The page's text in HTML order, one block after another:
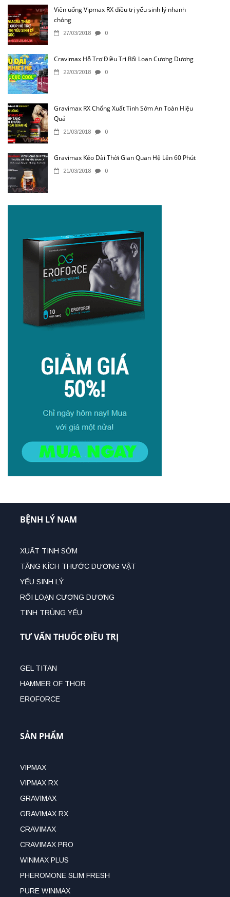
Viên uống Vipmax RX điều trị yếu sinh lý nhanh
chóng
27/03/2018 0
Cravimax Hỗ Trợ Điều Trị Rối Loạn Cương Dương
22/03/2018 0
Gravimax RX Chống Xuất Tinh Sớm An Toàn Hiệu
Quả
21/03/2018 0
Gravimax Kéo Dài Thời Gian Quan Hệ Lên 60 Phút
21/03/2018 0
BỆNH LÝ NAM
XUẤT TINH SỚM
TĂNG KÍCH THƯỚC DƯƠNG VẬT
YẾU SINH LÝ
RỐI LOẠN CƯƠNG DƯƠNG
TINH TRÙNG YẾU
TƯ VẤN THUỐC ĐIỀU TRỊ
GEL TITAN
HAMMER OF THOR
EROFORCE
SẢN PHẨM
VIPMAX
VIPMAX RX
GRAVIMAX
GRAVIMAX RX
CRAVIMAX
CRAVIMAX PRO
WINMAX PLUS
PHEROMONE SLIM FRESH
PURE WINMAX